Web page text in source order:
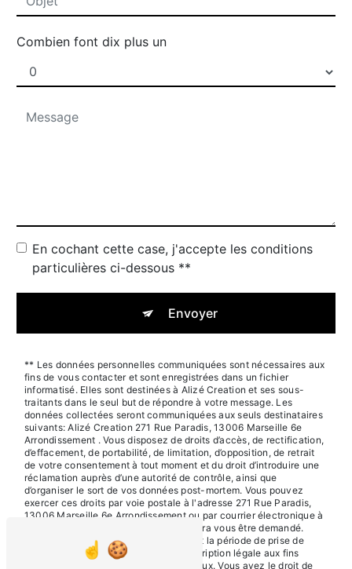
Combien font dix plus un
En cochant cette case, j'accepte les conditions
particulières ci-dessous **
Envoyer
** Les données personnelles communiquées sont nécessaires aux
fins de vous contacter et sont enregistrées dans un fichier
informatisé. Elles sont destinées à Alizé Creation et ses sous-
traitants dans le seul but de répondre à votre message. Les
données collectées seront communiquées aux seuls destinataires
suivants: Alizé Creation 271 Rue Paradis, 13006 Marseille 6e
Arrondissement . Vous disposez de droits d’accès, de rectification,
d’effacement, de portabilité, de limitation, d’opposition, de retrait
de votre consentement à tout moment et du droit d’introduire une
réclamation auprès d’une autorité de contrôle, ainsi que
d’organiser le sort de vos données post-mortem. Vous pouvez
exercer ces droits par voie postale à l'adresse 271 Rue Paradis,
13006 Marseille 6e Arrondissement ou par courrier électronique à
l'adresse . Un justificatif d'identité pourra vous être demandé.
Nous conservons vos données pendant la période de prise de
contact puis pendant la durée de prescription légale aux fins
probatoires et de gestion des contentieux. Vous avez le droit de